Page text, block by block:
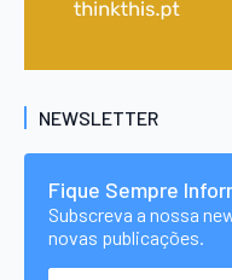
NEWSLETTER
Fique Sempre
Subscreva a nossa
novas publicações.